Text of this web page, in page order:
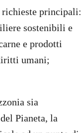
richieste principali:
sostenibili e
e prodotti
umani;
sia
Pianeta, la